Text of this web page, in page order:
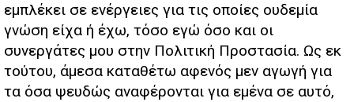
εμπλέκει σε ενέργειες για τις οποίες ουδεμία
γνώση είχα ή έχω, τόσο εγώ όσο και οι
συνεργάτες μου στην Πολιτική Προστασία. Ως εκ
τούτου, άμεσα καταθέτω αφενός μεν αγωγή για
τα όσα ψευδώς αναφέρονται για εμένα σε αυτό,